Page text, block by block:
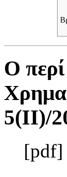
Ο
5(II)/
[pdf]